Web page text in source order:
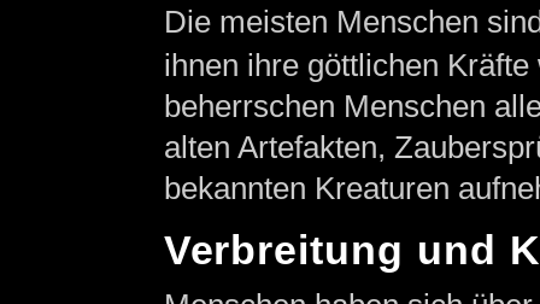
Die meisten Menschen
ihnen ihre göttlichen
beherrschen Menschen
alten Artefakten,
bekannten Kreaturen
Verbreitung und